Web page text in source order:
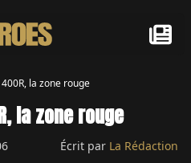
la zone rouge
la zone rouge
Écrit par La Rédaction